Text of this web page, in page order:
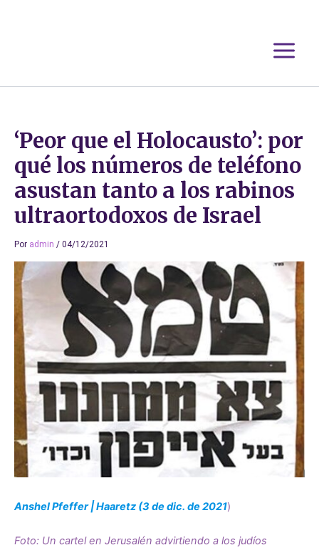
‘Peor que el Holocausto’: por
qué los números de teléfono
asustan tanto a los rabinos
ultraortodoxos de Israel
Por admin / 04/12/2021
Anshel Pfeffer | Haaretz (3 de dic. de 2021)
Foto: Un cartel en Jerusalén advirtiendo a los judíos